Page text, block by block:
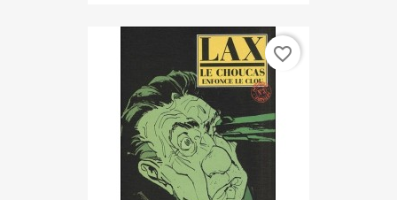
favorite_border